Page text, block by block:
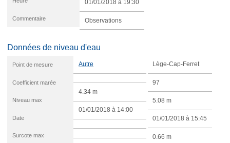
Commentaire
01/01/2018 à 19:30
Observations
Données de niveau d'eau
Point de mesure
Coefficient marée
Niveau max
Date
Surcote max
Autre
4.34 m
01/01/2018 à 14:00
Lège-Cap-Ferret
97
5.08 m
01/01/2018 à 15:45
0.66 m